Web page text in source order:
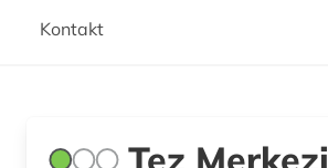
Kontakt
Tez Merkezi